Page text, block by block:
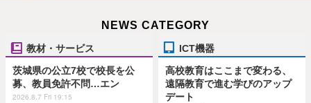
NEWS CATEGORY
教材・サービス
茨城県の公立7校で校長を公
募、教員免許不問…エン
2026.8.7 Fri 19:15
ICT機器
高校教育はここまで変わる、
遠隔教育で進む学びのアップ
デート